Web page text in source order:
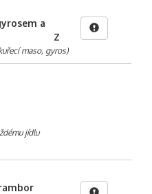
a
Z
maso, gyros)
jídlu